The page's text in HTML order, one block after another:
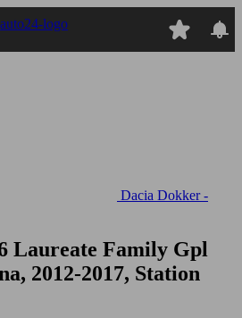
Dacia Dokker -
Laureate Family Gpl
2012-2017, Station